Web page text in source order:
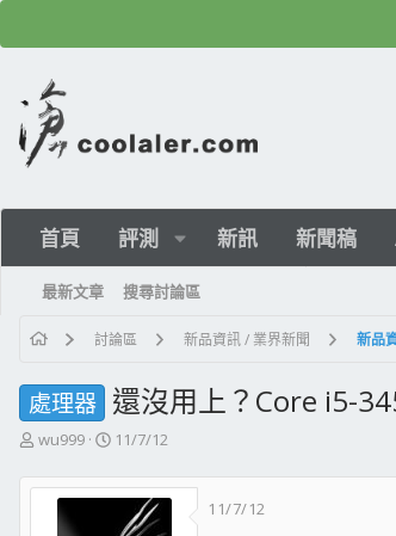
首頁 評測 新訊 新聞稿
最新文章 搜尋討論區
討論區 新品資訊 / 業界新聞 新品
處理器 還沒用上？Core i5-
主
發
wu999
開
日
11/7/12
11/7/12